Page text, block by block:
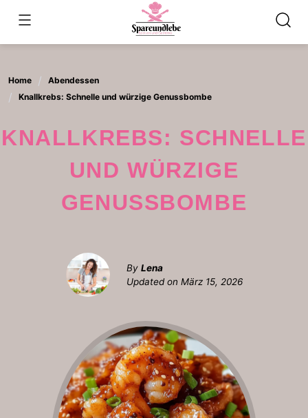
content
Home
Abendessen
Knallkrebs: Schnelle und würzige Genussbombe
KNALLKREBS: SCHNELLE
UND WÜRZIGE
GENUSSBOMBE
By Lena
Updated on März 15, 2026